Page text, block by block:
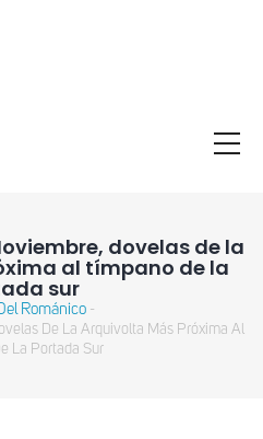
dovelas de la
al tímpano de la
sur
Románico -
De La Arquivolta Más Próxima Al
La Portada Sur